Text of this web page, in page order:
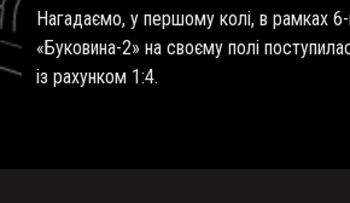
Нагадаємо, у першому колі, в рамках
«Буковина-2» на своєму полі
із рахунком 1:4.